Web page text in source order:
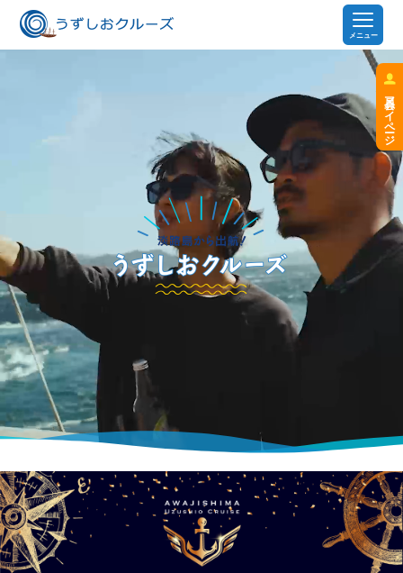
メニュー
会員マイページ